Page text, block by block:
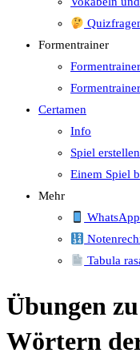
Formentrainer
Certamen
Info
Spiel erstellen
Einem Spiel
Mehr
Tabula
Übungen
Wörtern